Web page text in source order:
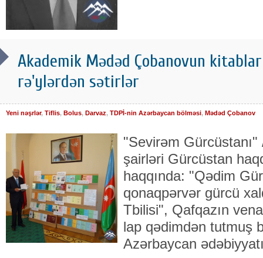
Akademik Mədəd Çobanovun
rə'ylərdən sətirlər
Yeni nəşrlər, Tiflis, Bolus, Darvaz, TDPİ-nin Azərbaycan bölməsi, Mədəd Çobanov
"Sevirəm
şairləri Gürcüstan
haqqında: "Qədim
qonaqpərvər gürcü
Tbilisi", Qafqazın
lap qədimdən tutmuş
Azərbaycan